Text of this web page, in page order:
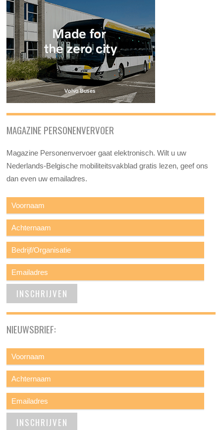
MAGAZINE PERSONENVERVOER
Magazine Personenvervoer gaat elektronisch. Wilt u uw
Nederlands-Belgische mobiliteitsvakblad gratis lezen, geef ons
dan even uw emailadres.
NIEUWSBRIEF: